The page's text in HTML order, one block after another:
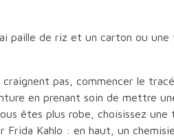
paille de riz et un carton ou une
pas, commencer le
en prenant soin de mettre
êtes plus robe, choisissez
Kahlo : en haut, un